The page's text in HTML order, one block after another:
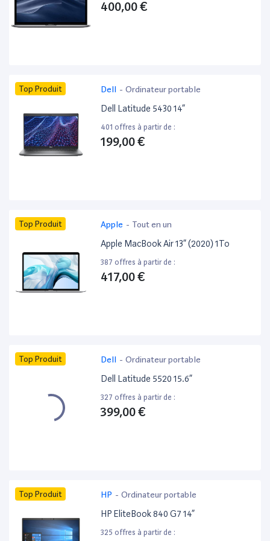
400,00 €
Top Produit Dell - Ordinateur portable
Dell Latitude 5430 14”
401 offres à partir de :
199,00 €
Top Produit Apple - Tout en un
Apple MacBook Air 13” (2020) 1To
387 offres à partir de :
417,00 €
Top Produit Dell - Ordinateur portable
Dell Latitude 5520 15.6”
327 offres à partir de :
399,00 €
Top Produit HP - Ordinateur portable
HP EliteBook 840 G7 14”
325 offres à partir de :